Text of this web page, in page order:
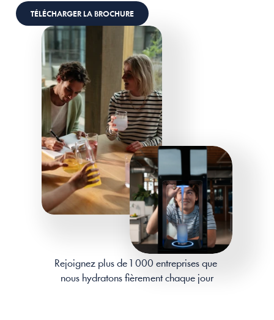
TÉLÉCHARGER LA BROCHURE
Rejoignez plus de 1 000 entreprises que
nous hydratons fièrement chaque jour